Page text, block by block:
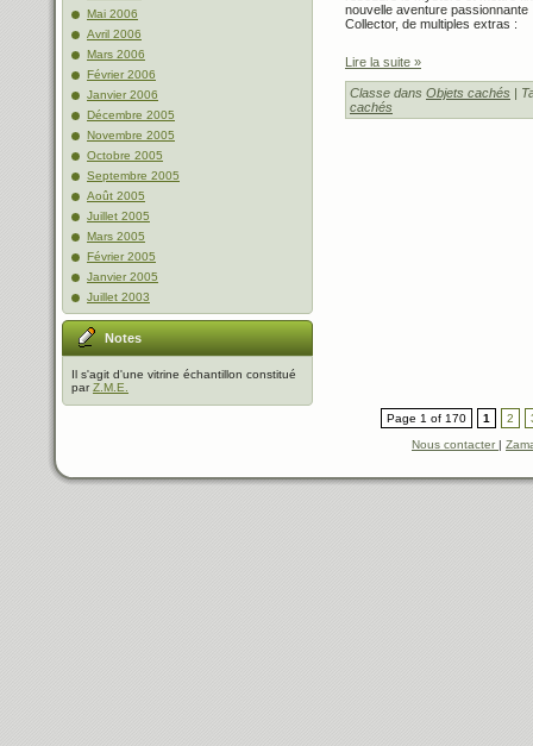
Mai 2006
Avril 2006
Mars 2006
Février 2006
Janvier 2006
Décembre 2005
Novembre 2005
Octobre 2005
Septembre 2005
Août 2005
Juillet 2005
Mars 2005
Février 2005
Janvier 2005
Juillet 2003
Notes
Il s'agit d'une vitrine échantillon constitué
parZ.M.E.
nouvelle aventure
Collector, de multiples extras :
Lire la suite »
Classe dans Objets cachés |
cachés
Page 1 of 170 1 2
Nous contacter|